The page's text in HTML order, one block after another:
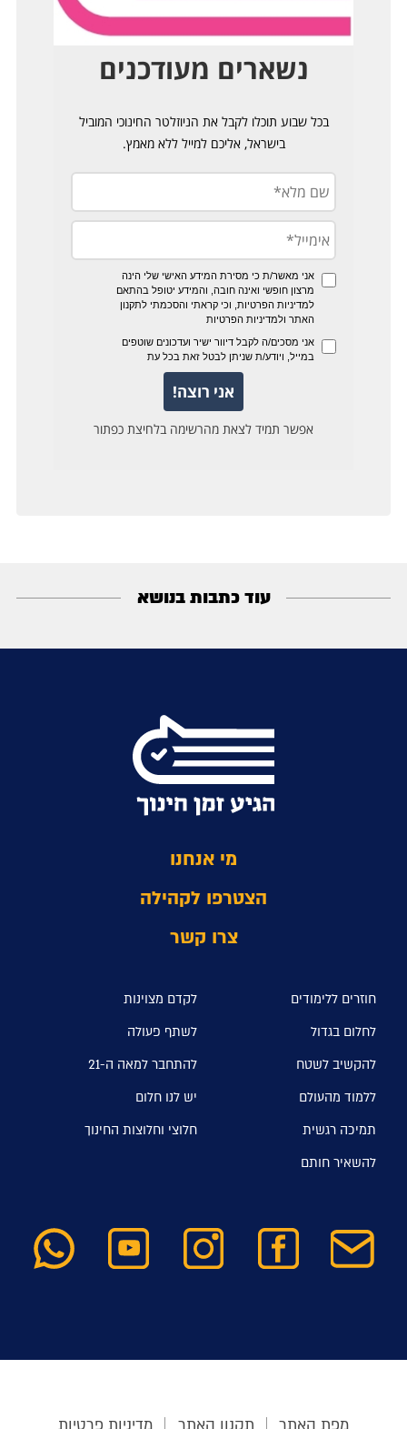
עוד כתבות בנושא
מי אנחנו
הצטרפו לקהילה
צרו קשר
חוזרים ללימודים
לקדם מצוינות
לחלום בגדול
לשתף פעולה
להקשיב לשטח
להתחבר למאה ה-21
ללמוד מהעולם
יש לנו חלום
תמיכה רגשית
חלוצי וחלוצות החינוך
להשאיר חותם